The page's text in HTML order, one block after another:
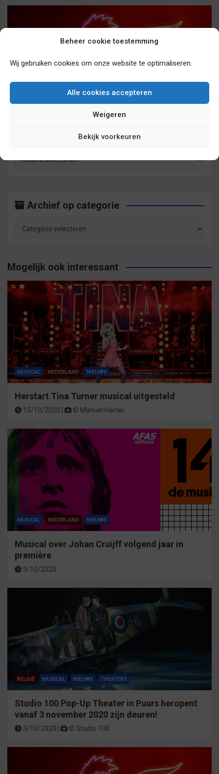
Beheer cookie toestemming
Wij gebruiken cookies om onze website te optimaliseren.
Alle cookies accepteren
Weigeren
Bekijk voorkeuren
en in London over een jaar in première.
6 jaar geleden sebasv17
Archief op maand
Archief op categorie
categorie
Mogelijk ook interessant
MUSICAL NEDERLAND NIEUWS
Herstart Tina Turner musical uitgesteld
15/10/2020 | © Manuel Harlan
MUSICAL NEDERLAND NIEUWS
Musical over Johan Cruijff volgend jaar in
première
9/10/2020
BELGIË MUSICAL NIEUWS THEATERS
Studio 100 Pop-Up Theater in Puurs heropent
vanaf 3 november 2020 zijn deuren!
3/10/2020 | © Studio 100